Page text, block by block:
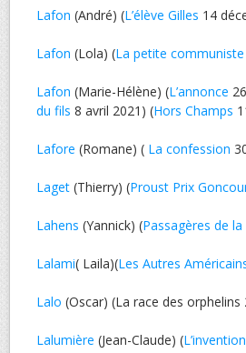
Lafon (André) (L’élève Gilles 14
Lafon (Lola) (La petite
Lafon (Marie-Hélène) (L’annonce
du fils 8 avril 2021) (Hors Champs
Lafore (Romane) ( La confession
Laget (Thierry) (Proust Prix
Lahens (Yannick) (Passagères de
Lalami( Laila)(Les Autres
Lalo (Oscar) (La race des
Lalumière (Jean-Claude) (